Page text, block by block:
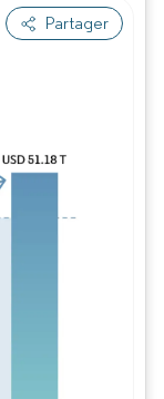
Partager